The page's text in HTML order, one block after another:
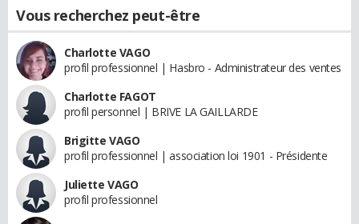
Vous recherchez peut-être
Charlotte VAGO
profil professionnel | Hasbro - Administrateur des ventes
Charlotte FAGOT
profil personnel | BRIVE LA GAILLARDE
Brigitte VAGO
profil professionnel | association loi 1901 - Présidente
Juliette VAGO
profil professionnel